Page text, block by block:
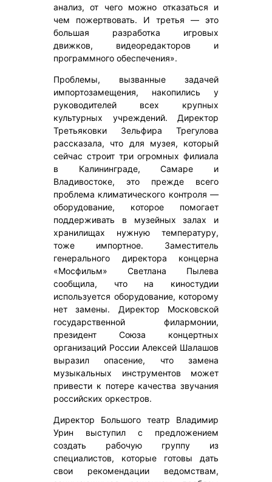
анализ, от чего можно отказаться и
чем пожертвовать. И третья — это
большая разработка игровых
движков, видеоредакторов и
программного обеспечения».
Проблемы, вызванные задачей
импортозамещения, накопились у
руководителей всех крупных
культурных учреждений. Директор
Третьяковки Зельфира Трегулова
рассказала, что для музея, который
сейчас строит три огромных филиала
в Калининграде, Самаре и
Владивостоке, это прежде всего
проблема климатического контроля —
оборудование, которое помогает
поддерживать в музейных залах и
хранилищах нужную температуру,
тоже импортное. Заместитель
генерального директора концерна
«Мосфильм» Светлана Пылева
сообщила, что на киностудии
используется оборудование, которому
нет замены. Директор Московской
государственной филармонии,
президент Союза концертных
организаций России Алексей Шалашов
выразил опасение, что замена
музыкальных инструментов может
привести к потере качества звучания
российских оркестров.
Директор Большого театр Владимир
Урин выступил с предложением
создать рабочую группу из
специалистов, которые готовы дать
свои рекомендации ведомствам,